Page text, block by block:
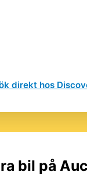
direkt hos
bil på